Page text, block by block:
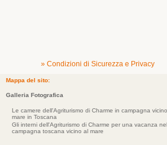
» Condizioni di Sicurezza e Privacy
Mappa del sito:
Galleria Fotografica
Le camere dell'Agriturismo di Charme in campagna
mare in Toscana
Gli interni dell'Agriturismo di Charme per una vacanza
campagna toscana vicino al mare